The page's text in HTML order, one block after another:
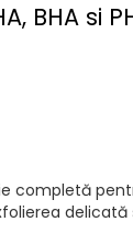
BHA si
completă
delicată